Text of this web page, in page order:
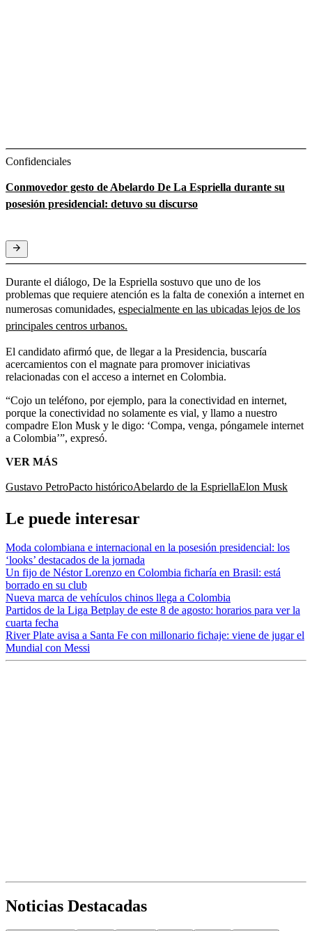
Confidenciales
Conmovedor gesto de Abelardo De La Espriella durante su
posesión presidencial: detuvo su discurso
Durante el diálogo, De la Espriella sostuvo que uno de los
problemas que requiere atención es la falta de conexión a internet en
numerosas comunidades, especialmente en las ubicadas lejos de los
principales centros urbanos.
El candidato afirmó que, de llegar a la Presidencia, buscaría
acercamientos con el magnate para promover iniciativas
relacionadas con el acceso a internet en Colombia.
“Cojo un teléfono, por ejemplo, para la conectividad en internet,
porque la conectividad no solamente es vial, y llamo a nuestro
compadre Elon Musk y le digo: ‘Compa, venga, póngamele internet
a Colombia’”, expresó.
VER MÁS
Gustavo PetroPacto históricoAbelardo de la EspriellaElon Musk
Le puede interesar
Moda colombiana e internacional en la posesión presidencial: los
‘looks’ destacados de la jornada
Un fijo de Néstor Lorenzo en Colombia ficharía en Brasil: está
borrado en su club
Nueva marca de vehículos chinos llega a Colombia
Partidos de la Liga Betplay de este 8 de agosto: horarios para ver la
cuarta fecha
River Plate avisa a Santa Fe con millonario fichaje: viene de jugar el
Mundial con Messi
Noticias Destacadas